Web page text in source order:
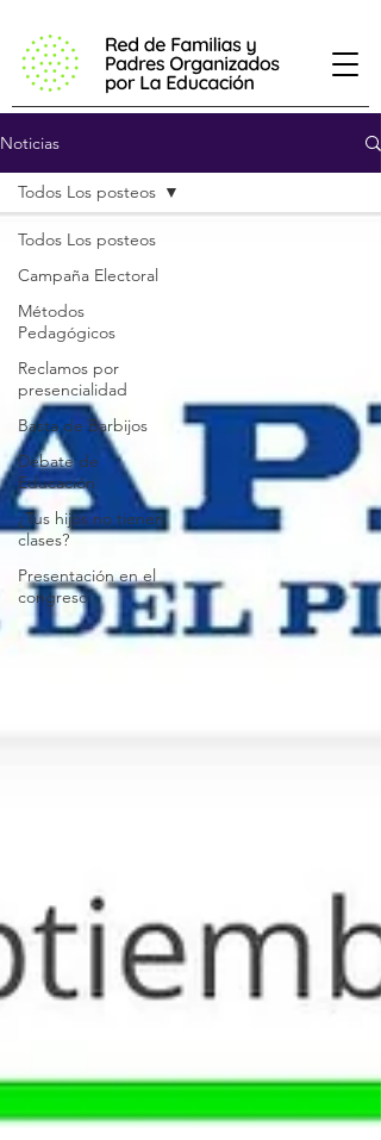
Noticias
Todos Los posteos
Campaña Electoral
Métodos
Pedagógicos
Reclamos por
presencialidad
Basta de Barbijos
Debate de
Educación
¿Tus hijos no tienen
clases?
Presentación en el
congreso
Todos Los posteos